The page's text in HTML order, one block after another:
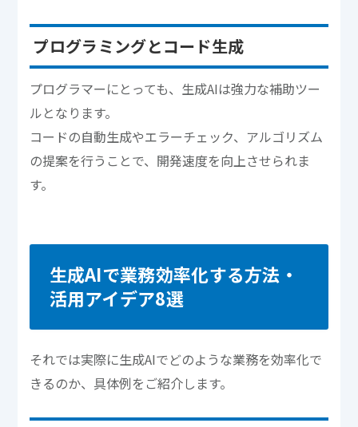
プログラミングとコード生成
プログラマーにとっても、生成AIは強力な補助ツー
ルとなります。
コードの自動生成やエラーチェック、アルゴリズム
の提案を行うことで、開発速度を向上させられま
す。
生成AIで業務効率化する方法・
活用アイデア8選
それでは実際に生成AIでどのような業務を効率化で
きるのか、具体例をご紹介します。